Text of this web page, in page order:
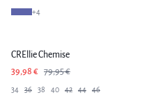
+4
CREllie Chemise
39,98 € 79,95 €
34 36 38 40 42 44 46